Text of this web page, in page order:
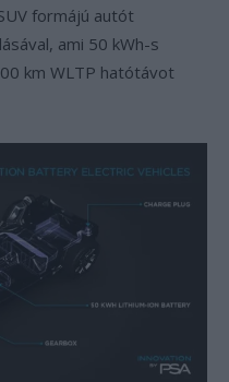
formájú autót
ami 50 kWh-s
km WLTP hatótávot